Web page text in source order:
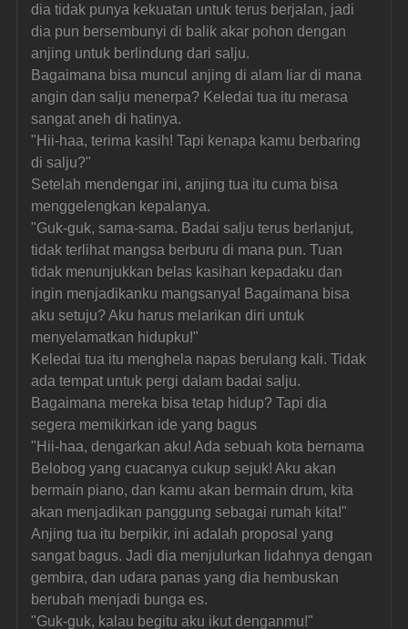
dia tidak punya kekuatan untuk terus berjalan, jadi
dia pun bersembunyi di balik akar pohon dengan
anjing untuk berlindung dari salju.
Bagaimana bisa muncul anjing di alam liar di mana
angin dan salju menerpa? Keledai tua itu merasa
sangat aneh di hatinya.
"Hii-haa, terima kasih! Tapi kenapa kamu berbaring
di salju?"
Setelah mendengar ini, anjing tua itu cuma bisa
menggelengkan kepalanya.
"Guk-guk, sama-sama. Badai salju terus berlanjut,
tidak terlihat mangsa berburu di mana pun. Tuan
tidak menunjukkan belas kasihan kepadaku dan
ingin menjadikanku mangsanya! Bagaimana bisa
aku setuju? Aku harus melarikan diri untuk
menyelamatkan hidupku!"
Keledai tua itu menghela napas berulang kali. Tidak
ada tempat untuk pergi dalam badai salju.
Bagaimana mereka bisa tetap hidup? Tapi dia
segera memikirkan ide yang bagus
"Hii-haa, dengarkan aku! Ada sebuah kota bernama
Belobog yang cuacanya cukup sejuk! Aku akan
bermain piano, dan kamu akan bermain drum, kita
akan menjadikan panggung sebagai rumah kita!"
Anjing tua itu berpikir, ini adalah proposal yang
sangat bagus. Jadi dia menjulurkan lidahnya dengan
gembira, dan udara panas yang dia hembuskan
berubah menjadi bunga es.
"Guk-guk, kalau begitu aku ikut denganmu!"